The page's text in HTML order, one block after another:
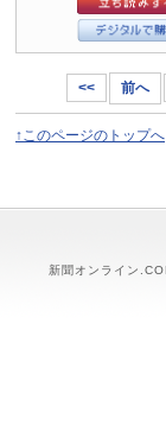
<< 前へ
↑このページのトップへ
新聞オンライン